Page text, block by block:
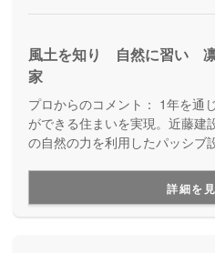
風土を知り 自然に習い 凛
家
プロからのコメント： 1年を通
ができる住まいを実現。近藤建
の自然の力を利用したパッシブ
域の岡山でも冬は厳寒、夏は酷
います。そこで住まう人を守り
る家。そして60年住まうこと
詳細を